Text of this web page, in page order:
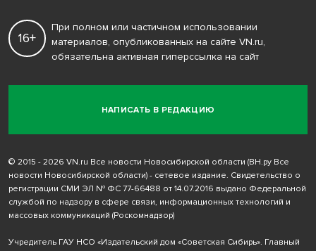
НАПИСАТЬ В РЕДАКЦИЮ
16+
При полном или частичном использовании
материалов, опубликованных на сайте VN.ru,
обязательна активная гиперссылка на сайт
© 2015 - 2026 VN.ru Все новости Новосибирской области (ВН.ру Все
новости Новосибирской области) - сетевое издание. Свидетельство о
регистрации СМИ ЭЛ № ФС 77-66488 от 14.07.2016 выдано Федеральной
службой по надзору в сфере связи, информационных технологий и
массовых коммуникаций (Роскомнадзор)
Учредитель ГАУ НСО «Издательский дом «Советская Сибирь». Главный